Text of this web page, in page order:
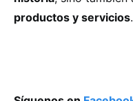
productos y servicios.